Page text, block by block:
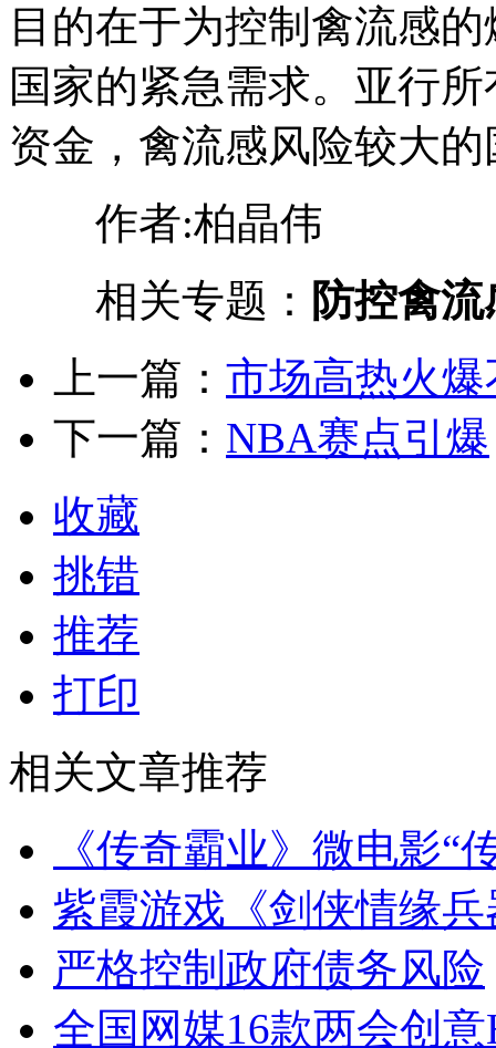
目的在于为控制禽流感
国家的紧急需求。亚行
资金，禽流感风险较
作者:柏晶伟
相关专题： 防控禽
上一篇： 市场高热火
下一篇： NBA赛点引爆
收藏
挑错
推荐
打印
相关文章推荐
《传奇霸业》微电影“
紫霞游戏《剑侠情缘
严格控制政府债务风险
全国网媒16款两会创